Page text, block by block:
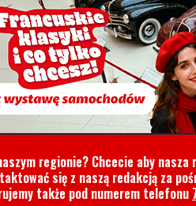
przewozu specjalistyczną
miejsca zdarzenia, pomocy przy
akcji, była całkowicie zamknięta dla
hodowców koni, który
sygnały i informacje. Można
. Dyżurujemy także pod numerem